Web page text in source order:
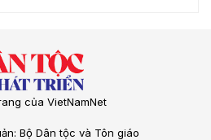
của VietNamNet
Bộ Dân tộc và Tôn giáo